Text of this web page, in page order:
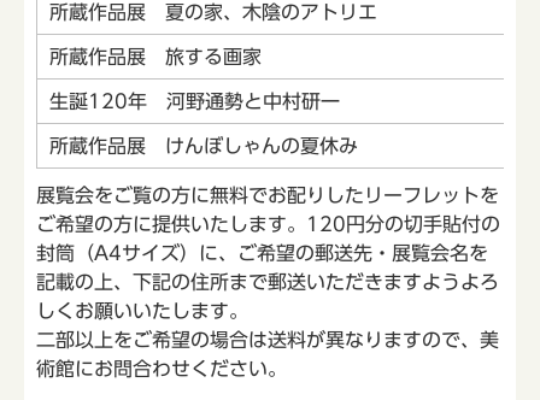
所蔵作品展 夏の家、木陰のアトリエ
所蔵作品展 旅する画家
生誕120年 河野通勢と中村研一
所蔵作品展 けんぼしゃんの夏休み
展覧会をご覧の方に無料でお配りしたリーフレットを
ご希望の方に提供いたします。120円分の切手貼付の
封筒（A4サイズ）に、ご希望の郵送先・展覧会名を
記載の上、下記の住所まで郵送いただきますようよろ
しくお願いいたします。
二部以上をご希望の場合は送料が異なりますので、美
術館にお問合わせください。